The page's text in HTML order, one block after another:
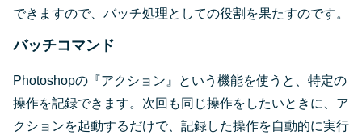
できますので、バッチ処理としての役割を果たすのです。
バッチコマンド
Photoshopの『アクション』という機能を使うと、特定の
操作を記録できます。次回も同じ操作をしたいときに、ア
クションを起動するだけで、記録した操作を自動的に実行